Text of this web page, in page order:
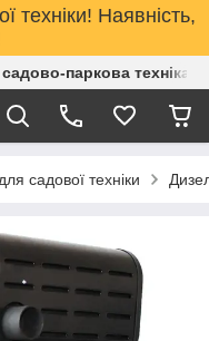
техніки! Наявність,
паркова техніка.
садової техніки